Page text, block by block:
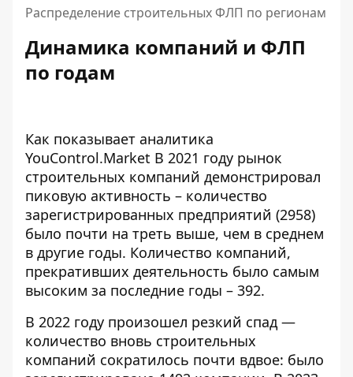
Распределение строительных ФЛП по регионам
Динамика компаний и ФЛП
по годам
Как показывает аналитика
YouControl.Market В 2021 году рынок
строительных компаний демонстрировал
пиковую активность – количество
зарегистрированных предприятий (2958)
было почти на треть выше, чем в среднем
в другие годы. Количество компаний,
прекративших деятельность было самым
высоким за последние годы – 392.
В 2022 году произошел резкий спад —
количество вновь строительных
компаний сократилось почти вдвое: было